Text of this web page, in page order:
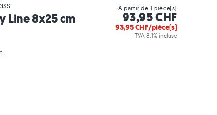
Line 8x25 cm
À partir de 1 pièce(s)
93,95 CHF
93,95CHF/pièce(s)
TVA 8,1% incluse
: